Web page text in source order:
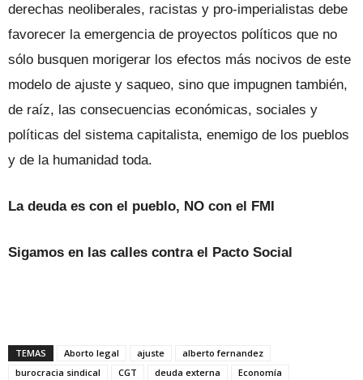
derechas neoliberales, racistas y pro-imperialistas debe
favorecer la emergencia de proyectos políticos que no
sólo busquen morigerar los efectos más nocivos de este
modelo de ajuste y saqueo, sino que impugnen también,
de raíz, las consecuencias económicas, sociales y
políticas del sistema capitalista, enemigo de los pueblos
y de la humanidad toda.
La deuda es con el pueblo, NO con el FMI
Sigamos en las calles contra el Pacto Social
TEMAS Aborto legal ajuste
alberto fernandez
burocracia sindical
CGT deuda externa
Economía